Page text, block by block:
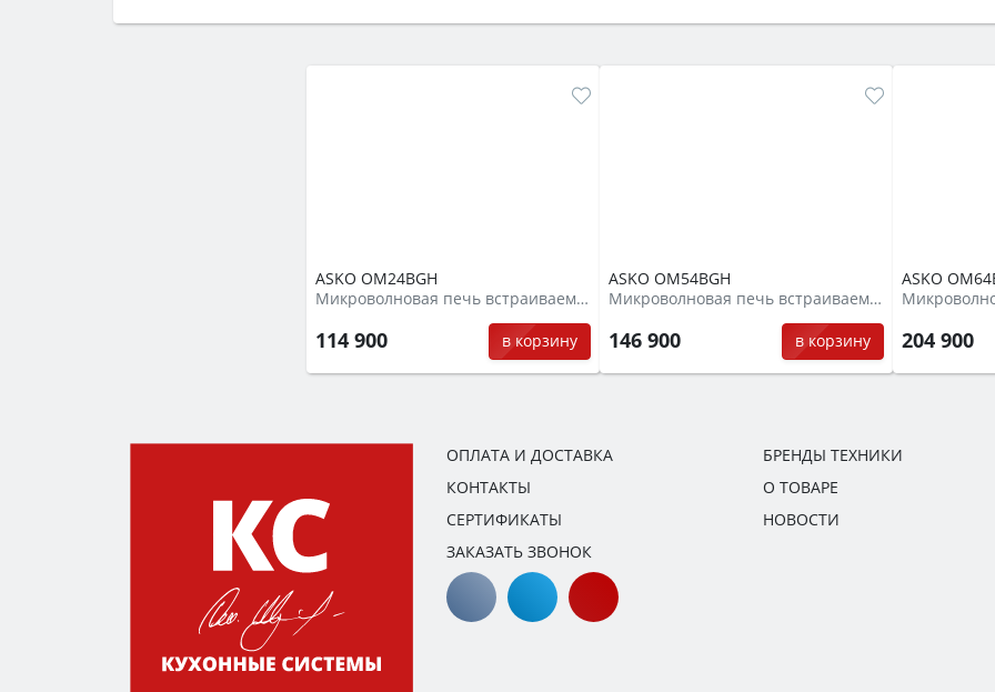
семьи, класс энергопотребления не ниже A и нужные функции (конвекция, гриль,
ASKO OM24BGH
Микроволновая печь встраиваемая
114 900 в корзину
ASKO OM54BGH
Микроволновая печь встраиваемая
146 900 в корзину
ASKO
204 900
ОПЛАТА И ДОСТАВКА
КОНТАКТЫ
СЕРТИФИКАТЫ
ЗАКАЗАТЬ ЗВОНОК
БРЕНДЫ ТЕХНИКИ
О ТОВАРЕ
НОВОСТИ